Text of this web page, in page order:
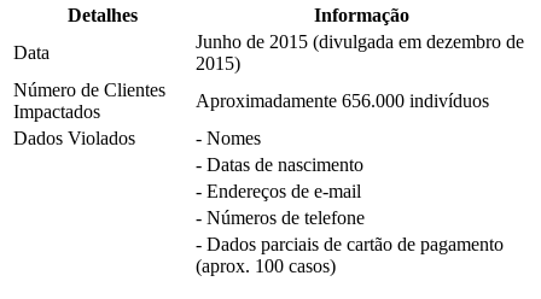
Detalhes
Informação
Data
Junho de 2015 (divulgada em dezembro de
2015)
Número de Clientes
Impactados
Aproximadamente 656.000 indivíduos
Dados Violados
- Nomes
- Datas de nascimento
- Endereços de e-mail
- Números de telefone
- Dados parciais de cartão de pagamento
(aprox. 100 casos)